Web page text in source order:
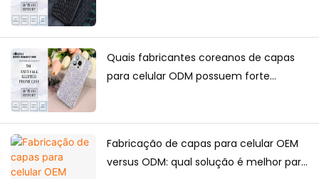
Quais fabricantes coreanos de capas
para celular ODM possuem forte
Fabricação de capas para celular OEM
versus ODM: qual solução é melhor para